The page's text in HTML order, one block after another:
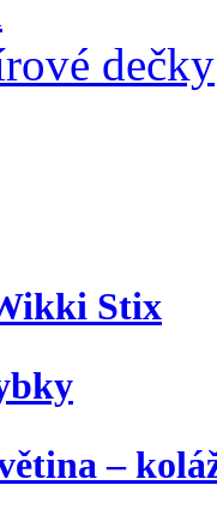
dečky
Stix
–